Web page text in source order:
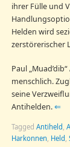
ihrer Fülle und
Helden wird
zerstörerischer
Paul
menschlich.
seine
Antihelden.⇐
Tagged Antiheld
Harkonnen Held